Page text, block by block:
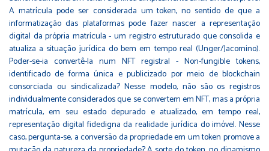
A matrícula pode ser considerada um token, no sentido de que a
informatização das plataformas pode fazer nascer a representação
digital da própria matrícula - um registro estruturado que consolida e
atualiza a situação jurídica do bem em tempo real (Unger/Jacomino).
Poder-se-ia convertê-la num NFT registral - Non-fungible tokens,
identificado de forma única e publicizado por meio de blockchain
consorciada ou sindicalizada? Nesse modelo, não são os registros
individualmente considerados que se convertem em NFT, mas a própria
matrícula, em seu estado depurado e atualizado, em tempo real,
representação digital fidedigna da realidade jurídica do imóvel. Nesse
caso, pergunta-se, a conversão da propriedade em um token promove a